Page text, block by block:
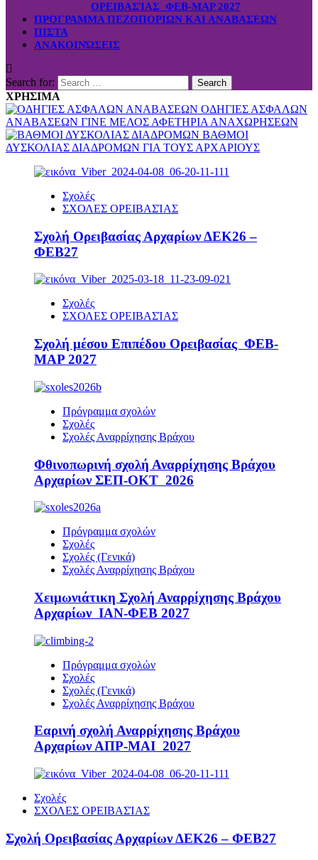
ΟΡΕΙΒΑΣΊΑΣ ΦΕΒ-ΜΑΡ 2027
ΠΡΟΓΡΑΜΜΑ ΠΕΖΟΠΟΡΙΩΝ ΚΑΙ ΑΝΑΒΑΣΕΩΝ
ΠΙΣΤΑ
ΑΝΑΚΟΙΝΏΣΕΙΣ
Search for:
ΧΡΗΣΙΜΑ
ΟΔΗΓΙΕΣ ΑΣΦΑΛΩΝ
ΑΝΑΒΑΣΕΩΝ ΓΙΝΕ ΜΕΛΟΣ ΑΦΕΤΗΡΙΑ ΑΝΑΧΩΡΗΣΕΩΝ
ΒΑΘΜΟΙ
ΔΥΣΚΟΛΙΑΣ ΔΙΑΔΡΟΜΩΝ ΓΙΑ ΤΟΥΣ ΑΡΧΑΡΙΟΥΣ
Σχολές
ΣΧΟΛΕΣ ΟΡΕΙΒΑΣΊΑΣ
Σχολή Ορειβασίας Αρχαρίων ΔΕΚ26 –
ΦΕΒ27
Σχολές
ΣΧΟΛΕΣ ΟΡΕΙΒΑΣΊΑΣ
Σχολή μέσου Επιπέδου Ορειβασίας ΦΕΒ-
ΜΑΡ 2027
Πρόγραμμα σχολών
Σχολές
Σχολές Αναρρίχησης Βράχου
Φθινοπωρινή σχολή Αναρρίχησης Βράχου
Αρχαρίων ΣΕΠ-ΟΚΤ 2026
Πρόγραμμα σχολών
Σχολές
Σχολές (Γενικά)
Σχολές Αναρρίχησης Βράχου
Χειμωνιάτικη Σχολή Αναρρίχησης Βράχου
Αρχαρίων ΙΑΝ-ΦΕΒ 2027
Πρόγραμμα σχολών
Σχολές
Σχολές (Γενικά)
Σχολές Αναρρίχησης Βράχου
Εαρινή σχολή Αναρρίχησης Βράχου
Αρχαρίων ΑΠΡ-ΜΑΙ 2027
Σχολές
ΣΧΟΛΕΣ ΟΡΕΙΒΑΣΊΑΣ
Σχολή Ορειβασίας Αρχαρίων ΔΕΚ26 – ΦΕΒ27